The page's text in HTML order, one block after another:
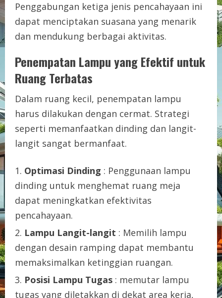
Penggabungan ketiga jenis pencahayaan ini
dapat menciptakan suasana yang menarik
dan mendukung berbagai aktivitas.
Penempatan Lampu yang Efektif untuk
Ruang Terbatas
Dalam ruang kecil, penempatan lampu
harus dilakukan dengan cermat. Strategi
seperti memanfaatkan dinding dan langit-
langit sangat bermanfaat.
Optimasi Dinding : Penggunaan lampu
dinding untuk menghemat ruang meja
dapat meningkatkan efektivitas
pencahayaan.
Lampu Langit-langit : Memilih lampu
dengan desain ramping dapat membantu
memaksimalkan ketinggian ruangan.
Posisi Lampu Tugas : memutar lampu
tugas yang diletakkan di dekat area kerja,